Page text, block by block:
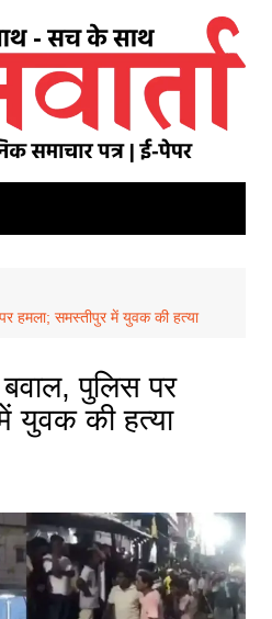
हमला; समस्तीपुर में युवक की हत्या
बवाल, पुलिस पर
युवक की हत्या